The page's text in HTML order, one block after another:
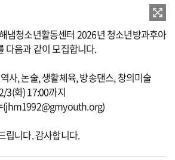
이미지 확대보기
냄청소년활동센터 2026년 청소년방과후아
다음과 같이 모집합니다.
사, 논술, 생활체육, 방송댄스, 창의미술
3(화) 17:00까지
(jhm1992@gmyouth.org)
립니다. 감사합니다.